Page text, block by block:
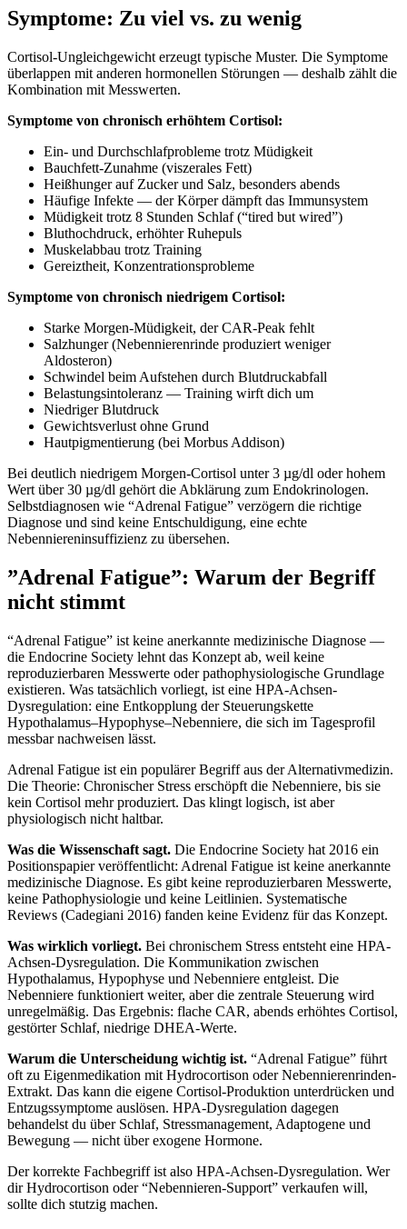
Symptome: Zu viel vs. zu wenig
Cortisol-Ungleichgewicht erzeugt typische Muster. Die Symptome
überlappen mit anderen hormonellen Störungen — deshalb zählt die
Kombination mit Messwerten.
Symptome von chronisch erhöhtem Cortisol:
Ein- und Durchschlafprobleme trotz Müdigkeit
Bauchfett-Zunahme (viszerales Fett)
Heißhunger auf Zucker und Salz, besonders abends
Häufige Infekte — der Körper dämpft das Immunsystem
Müdigkeit trotz 8 Stunden Schlaf (“tired but wired”)
Bluthochdruck, erhöhter Ruhepuls
Muskelabbau trotz Training
Gereiztheit, Konzentrationsprobleme
Symptome von chronisch niedrigem Cortisol:
Starke Morgen-Müdigkeit, der CAR-Peak fehlt
Salzhunger (Nebennierenrinde produziert weniger
Aldosteron)
Schwindel beim Aufstehen durch Blutdruckabfall
Belastungsintoleranz — Training wirft dich um
Niedriger Blutdruck
Gewichtsverlust ohne Grund
Hautpigmentierung (bei Morbus Addison)
Bei deutlich niedrigem Morgen-Cortisol unter 3 µg/dl oder hohem
Wert über 30 µg/dl gehört die Abklärung zum Endokrinologen.
Selbstdiagnosen wie “Adrenal Fatigue” verzögern die richtige
Diagnose und sind keine Entschuldigung, eine echte
Nebenniereninsuffizienz zu übersehen.
”Adrenal Fatigue”: Warum der Begriff
nicht stimmt
“Adrenal Fatigue” ist keine anerkannte medizinische Diagnose —
die Endocrine Society lehnt das Konzept ab, weil keine
reproduzierbaren Messwerte oder pathophysiologische Grundlage
existieren. Was tatsächlich vorliegt, ist eine HPA-Achsen-
Dysregulation: eine Entkopplung der Steuerungskette
Hypothalamus–Hypophyse–Nebenniere, die sich im Tagesprofil
messbar nachweisen lässt.
Adrenal Fatigue ist ein populärer Begriff aus der Alternativmedizin.
Die Theorie: Chronischer Stress erschöpft die Nebenniere, bis sie
kein Cortisol mehr produziert. Das klingt logisch, ist aber
physiologisch nicht haltbar.
Was die Wissenschaft sagt. Die Endocrine Society hat 2016 ein
Positionspapier veröffentlicht: Adrenal Fatigue ist keine anerkannte
medizinische Diagnose. Es gibt keine reproduzierbaren Messwerte,
keine Pathophysiologie und keine Leitlinien. Systematische
Reviews (Cadegiani 2016) fanden keine Evidenz für das Konzept.
Was wirklich vorliegt. Bei chronischem Stress entsteht eine HPA-
Achsen-Dysregulation. Die Kommunikation zwischen
Hypothalamus, Hypophyse und Nebenniere entgleist. Die
Nebenniere funktioniert weiter, aber die zentrale Steuerung wird
unregelmäßig. Das Ergebnis: flache CAR, abends erhöhtes Cortisol,
gestörter Schlaf, niedrige DHEA-Werte.
Warum die Unterscheidung wichtig ist. “Adrenal Fatigue” führt
oft zu Eigenmedikation mit Hydrocortison oder Nebennierenrinden-
Extrakt. Das kann die eigene Cortisol-Produktion unterdrücken und
Entzugssymptome auslösen. HPA-Dysregulation dagegen
behandelst du über Schlaf, Stressmanagement, Adaptogene und
Bewegung — nicht über exogene Hormone.
Der korrekte Fachbegriff ist also HPA-Achsen-Dysregulation. Wer
dir Hydrocortison oder “Nebennieren-Support” verkaufen will,
sollte dich stutzig machen.